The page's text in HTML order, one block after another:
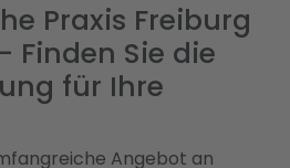
Praxis Freiburg
Finden Sie die
für Ihre
Angebot an